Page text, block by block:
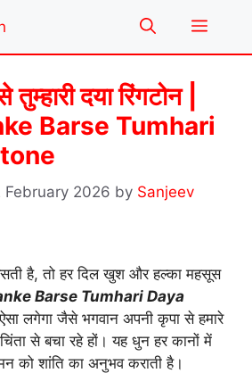
Menu
दया रिंगटोन |
Barse Tumhari
February 2026 by Sanjeev
है, तो हर दिल खुश और हल्का महसूस
Barse Tumhari Daya
लगेगा जैसे भगवान अपनी कृपा से हमारे
से बचा रहे हों। यह धुन हर कानों में
को शांति का अनुभव कराती है।